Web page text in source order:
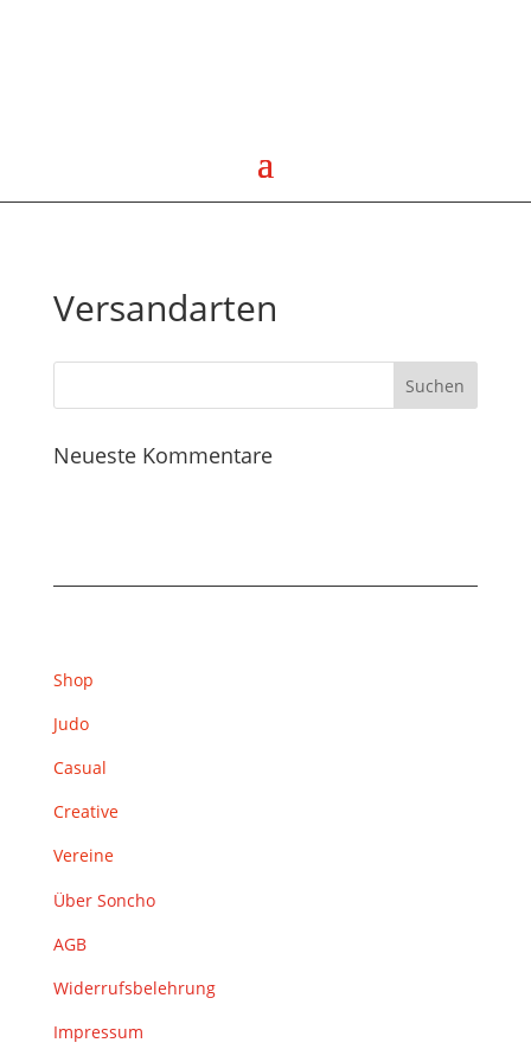
Versandarten
Neueste Kommentare
Shop
Judo
Casual
Creative
Vereine
Über Soncho
AGB
Widerrufsbelehrung
Impressum